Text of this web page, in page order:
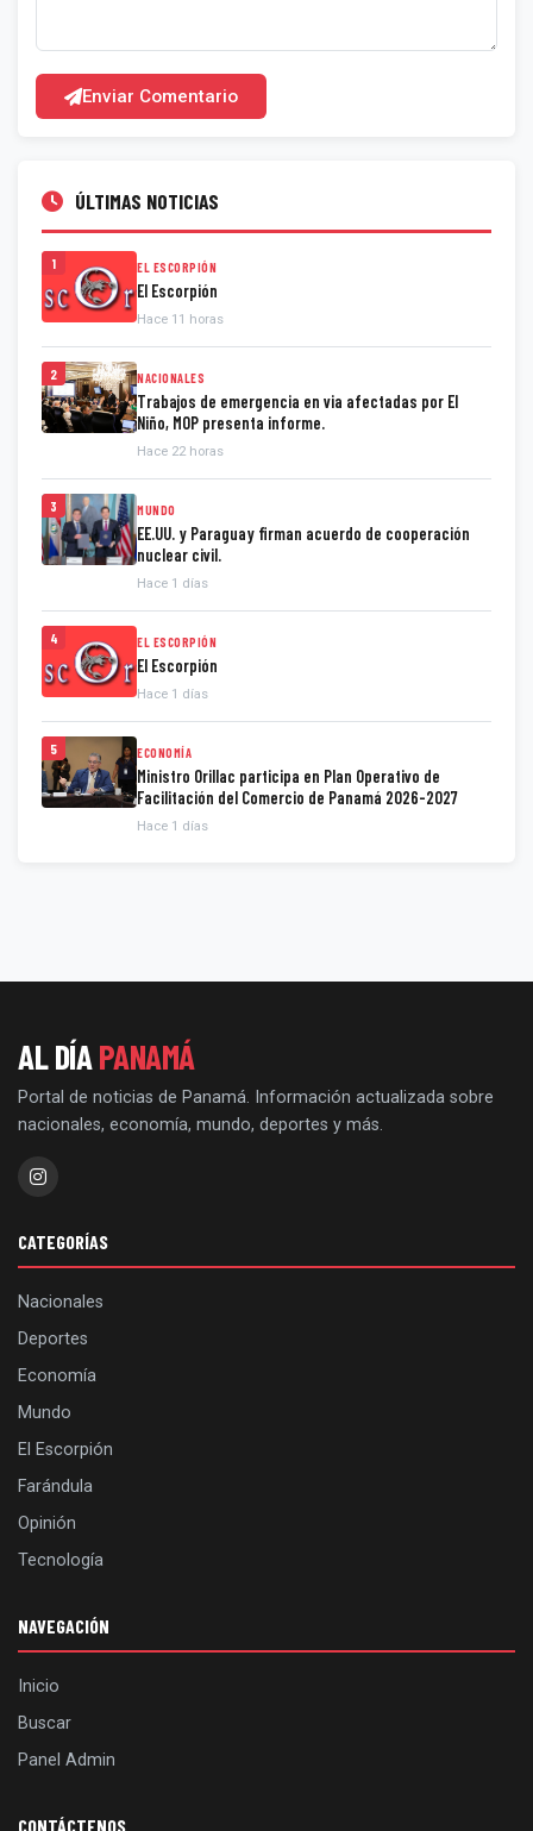
Enviar Comentario
ÚLTIMAS NOTICIAS
1 EL ESCORPIÓN
El Escorpión
Hace 11 horas
2 NACIONALES
Trabajos de emergencia en via afectadas por El
Niño, MOP presenta informe.
Hace 22 horas
3 MUNDO
EE.UU. y Paraguay firman acuerdo de cooperación
nuclear civil.
Hace 1 días
4 EL ESCORPIÓN
El Escorpión
Hace 1 días
5 ECONOMÍA
Ministro Orillac participa en Plan Operativo de
Facilitación del Comercio de Panamá 2026-2027
Hace 1 días
AL DÍAPANAMÁ
Portal de noticias de Panamá. Información actualizada sobre
nacionales, economía, mundo, deportes y más.
CATEGORÍAS
Nacionales
Deportes
Economía
Mundo
El Escorpión
Farándula
Opinión
Tecnología
NAVEGACIÓN
Inicio
Buscar
Panel Admin
CONTÁCTENOS